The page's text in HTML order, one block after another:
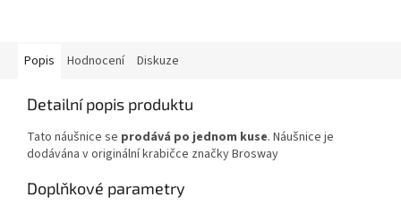
Popis Hodnocení Diskuze
Detailní popis produktu
Tato náušnice se prodává po jednom kuse. Náušnice je
dodávána v originální krabičce značky Brosway
Doplňkové parametry